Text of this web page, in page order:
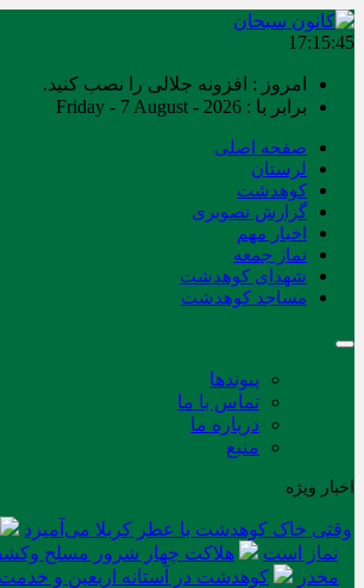
17:15:45
امروز : افزونه جلالی را نصب کنید.
برابر با : Friday - 7 August - 2026
صفحه اصلی
لرستان
کوهدشت
گزارش تصویری
اخبار مهم
نماز جمعه
شهدای کوهدشت
مساجد کوهدشت
پیوندها
تماس با ما
درباره ما
منبع
اخبار ویژه
وقتی خاک کوهدشت با عطر کربلا می‌آمیزد
نماز است
مخدر
کوهدشت در آستانه اربعین و خدمت‌